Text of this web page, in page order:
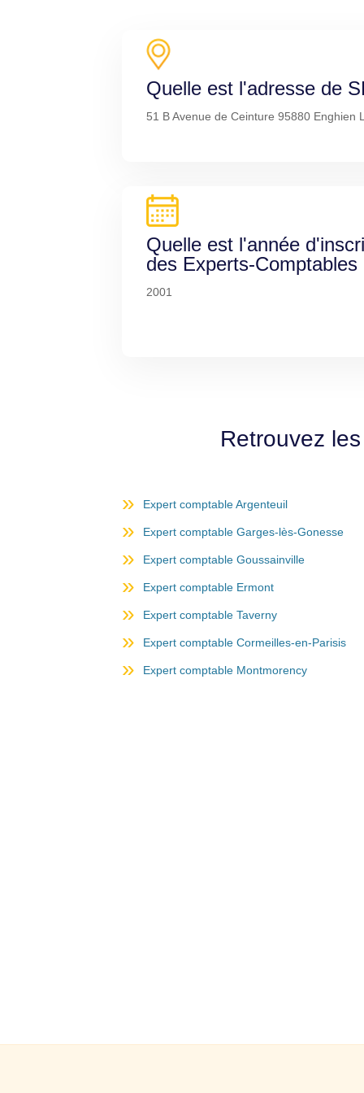
Quelle est l'adresse de
51 B Avenue de Ceinture 95880 Enghien
Quelle est l'année
des Experts-Comptables
2001
Retrouvez
Expert comptable Argenteuil
Expert comptable Garges-lès-Gonesse
Expert comptable Goussainville
Expert comptable Ermont
Expert comptable Taverny
Expert comptable Cormeilles-en-Parisis
Expert comptable Montmorency